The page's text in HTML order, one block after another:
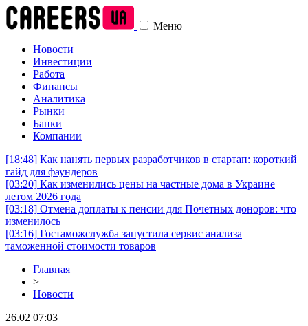
Меню
Новости
Инвестиции
Работа
Финансы
Аналитика
Рынки
Банки
Компании
[18:48] Как нанять первых разработчиков в стартап: короткий
гайд для фаундеров
[03:20] Как изменились цены на частные дома в Украине
летом 2026 года
[03:18] Отмена доплаты к пенсии для Почетных доноров: что
изменилось
[03:16] Гостаможслужба запустила сервис анализа
таможенной стоимости товаров
Главная
>
Новости
26.02 07:03